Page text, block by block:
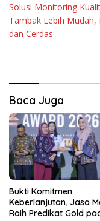
Solusi Monitoring
Tambak Lebih Mudah,
dan Cerdas
Baca Juga
Bukti Komitmen
Keberlanjutan, Jasa
Raih Predikat Gold